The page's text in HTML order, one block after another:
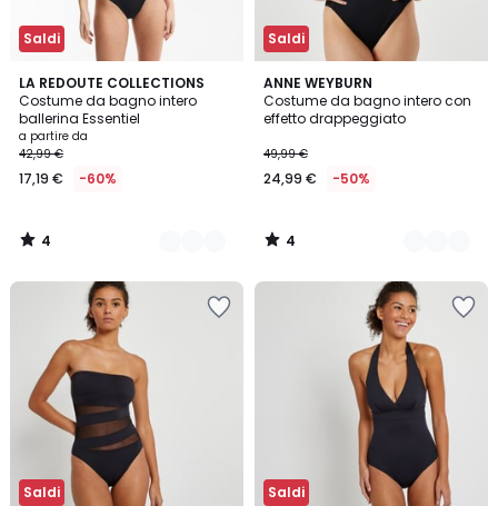
Saldi
LA REDOUTE COLLECTIONS
Costume da bagno intero
ballerina Essentiel
a partire da
42,99 €
17,19 € -60%
4
/
5
2
Colori
4
/
Saldi
ANNE WEYBURN
Costume da bagno intero con
effetto drappeggiato
49,99 €
24,99 € -50%
4
/
5
3
Colori
4
/
Saldi Saldi